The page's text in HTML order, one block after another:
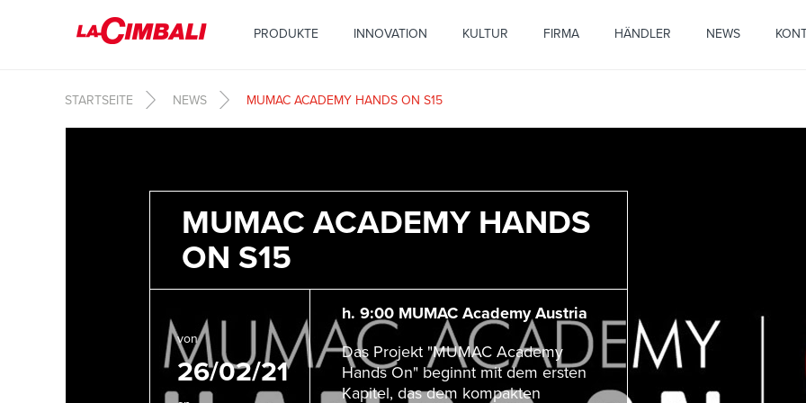
PRODUKTE
INNOVATION KULTUR FIRMA HÄNDLER NEWS
STARTSEITE NEWS MUMAC ACADEMY HANDS ON S15
MUMAC ACADEMY HANDS
ON S15
von
26/02/21
h. 9:00 MUMAC Academy Austria
Das Projekt "MUMAC Academy
Hands On" beginnt mit dem ersten
Kapitel, das dem kompakten